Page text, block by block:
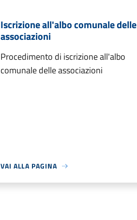
Iscrizione all'albo comunale delle
associazioni
Procedimento di iscrizione all'albo
comunale delle associazioni
VAI ALLA PAGINA